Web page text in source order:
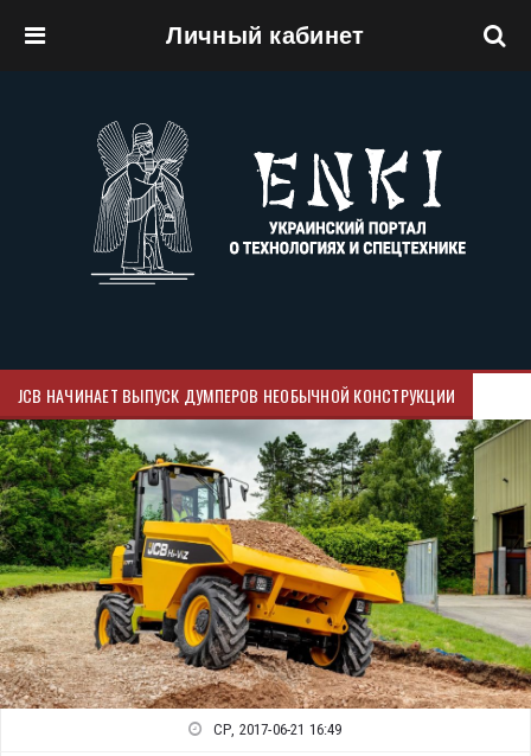
Личный кабинет
JCB НАЧИНАЕТ ВЫПУСК ДУМПЕРОВ НЕОБЫЧНОЙ КОНСТРУКЦИИ
СР, 2017-06-21 16:49